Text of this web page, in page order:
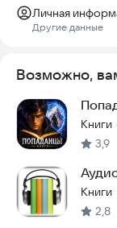
читать, но и
Личная
Другие данные
Возможно,
Книги ·
3,9
Книги
2,8